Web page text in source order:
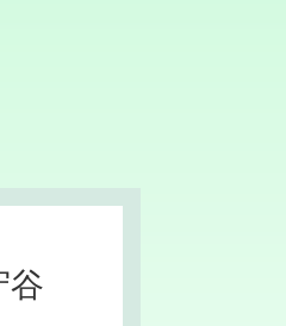
谷